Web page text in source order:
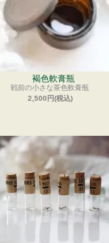
褐色軟膏瓶
戦前の小さな茶色軟膏瓶
2,500円(税込)